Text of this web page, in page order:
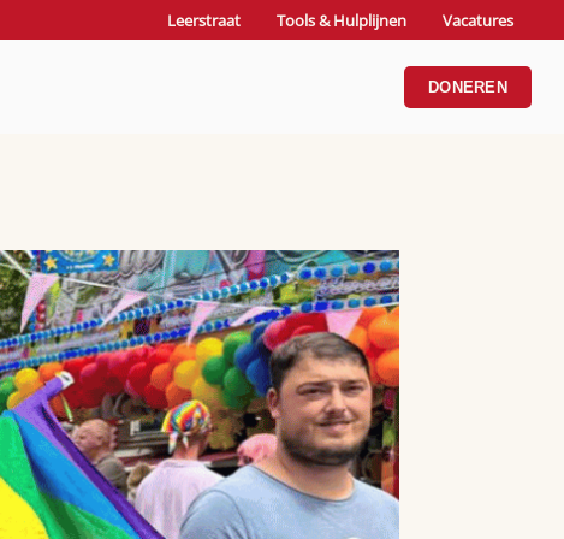
Leerstraat Tools & Hulplijnen Vacatures
DONEREN